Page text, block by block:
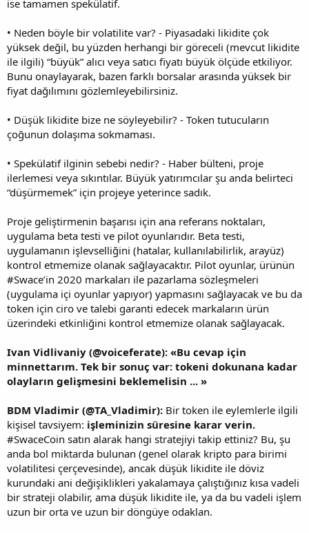
ise tamamen spekülatif.
• Neden böyle bir volatilite var? - Piyasadaki likidite çok
yüksek değil, bu yüzden herhangi bir göreceli (mevcut likidite
ile ilgili) “büyük” alıcı veya satıcı fiyatı büyük ölçüde etkiliyor.
Bunu onaylayarak, bazen farklı borsalar arasında yüksek bir
fiyat dağılımını gözlemleyebilirsiniz.
• Düşük likidite bize ne söyleyebilir? - Token tutucuların
çoğunun dolaşıma sokmaması.
• Spekülatif ilginin sebebi nedir? - Haber bülteni, proje
ilerlemesi veya sıkıntılar. Büyük yatırımcılar şu anda belirteci
“düşürmemek” için projeye yeterince sadık.
Proje geliştirmenin başarısı için ana referans noktaları,
uygulama beta testi ve pilot oyunlarıdır. Beta testi,
uygulamanın işlevselliğini (hatalar, kullanılabilirlik, arayüz)
kontrol etmemize olanak sağlayacaktır. Pilot oyunlar, ürünün
#Swace’in 2020 markaları ile pazarlama sözleşmeleri
(uygulama içi oyunlar yapıyor) yapmasını sağlayacak ve bu da
token için ciro ve talebi garanti edecek markaların ürün
üzerindeki etkinliğini kontrol etmemize olanak sağlayacak.
Ivan Vidlivaniy (@voiceferate): «Bu cevap için
minnettarım. Tek bir sonuç var: tokeni dokunana kadar
olayların gelişmesini beklemelisin ... »
BDM Vladimir (@TA_Vladimir): Bir token ile eylemlerle ilgili
kişisel tavsiyem: işleminizin süresine karar verin.
#SwaceCoin satın alarak hangi stratejiyi takip ettiniz? Bu, şu
anda bol miktarda bulunan (genel olarak kripto para birimi
volatilitesi çerçevesinde), ancak düşük likidite ile döviz
kurundaki ani değişiklikleri yakalamaya çalıştığınız kısa vadeli
bir strateji olabilir, ama düşük likidite ile, ya da bu vadeli işlem
uzun bir orta ve uzun bir döngüye odaklan.